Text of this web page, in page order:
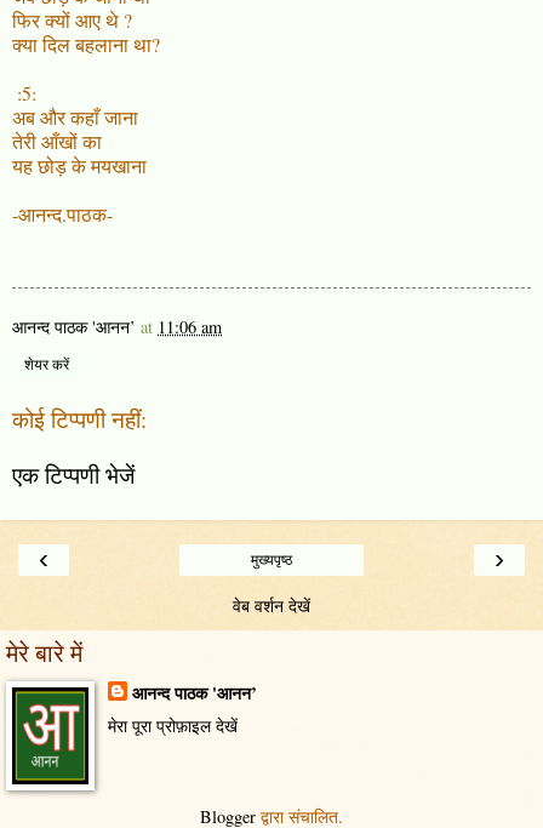
फिर क्यों आए थे ?
क्या दिल बहलाना था?
:5:
अब और कहाँ जाना
तेरी आँखों का
यह छोड़ के मयखाना
-आनन्द.पाठक-
आनन्द पाठक 'आनन’ at 11:06 am
शेयर करें
कोई टिप्पणी नहीं:
एक टिप्पणी भेजें
‹ ›
मुख्यपृष्ठ
वेब वर्शन देखें
मेरे बारे में
आनन्द पाठक 'आनन’
मेरा पूरा प्रोफ़ाइल देखें
Blogger द्वारा संचालित.